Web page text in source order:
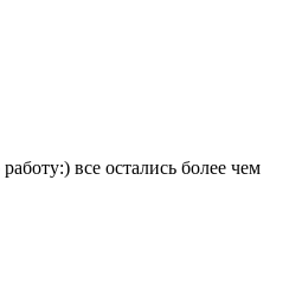
все остались более чем